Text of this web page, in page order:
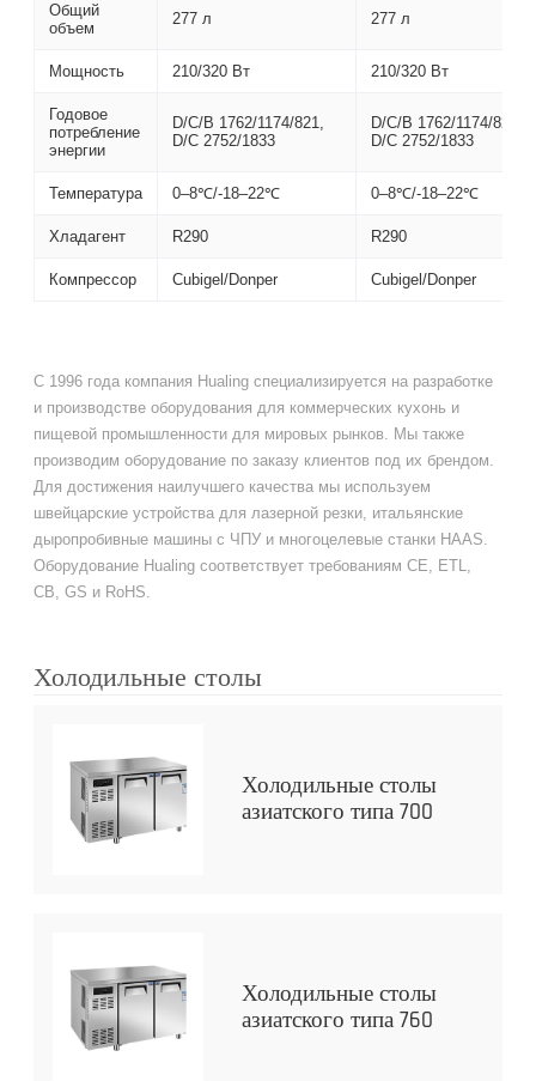
Общий
объем
277 л 277 л
Мощность 210/320 Вт 210/320 Вт
Годовое
потребление
энергии
D/C/B 1762/1174/821,
D/C 2752/1833
D/C/B 1762/1174/821,
D/C 2752/1833
Температура 0–8℃/-18–22℃ 0–8℃/-18–22℃
Хладагент R290 R290
Компрессор Cubigel/Donper Cubigel/Donper
С 1996 года компания Hualing специализируется на разработке
и производстве оборудования для коммерческих кухонь и
пищевой промышленности для мировых рынков. Мы также
производим оборудование по заказу клиентов под их брендом.
Для достижения наилучшего качества мы используем
швейцарские устройства для лазерной резки, итальянские
дыропробивные машины с ЧПУ и многоцелевые станки HAAS.
Оборудование Hualing соответствует требованиям CE, ETL,
CB, GS и RoHS.
Холодильные столы
Холодильные столы
азиатского типа 700
Холодильные столы
азиатского типа 760